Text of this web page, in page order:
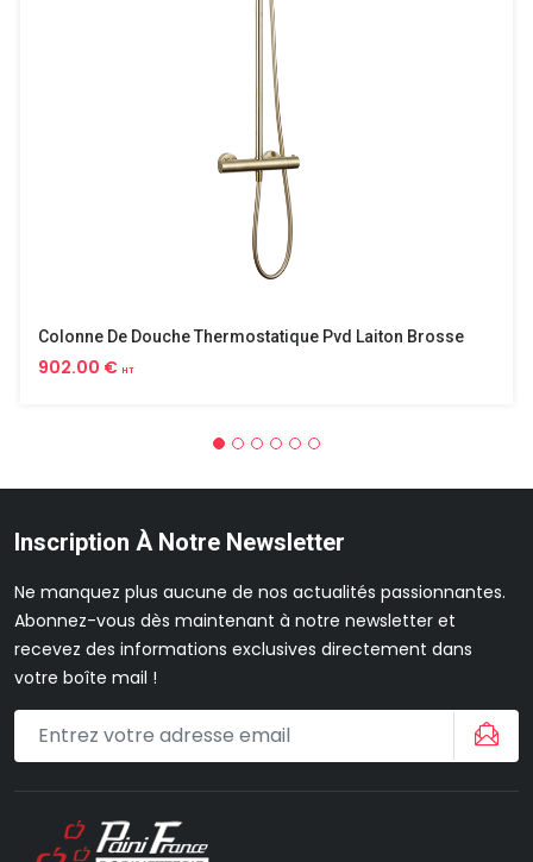
Colonne De Douche Thermostatique Pvd Laiton Brosse
902.00 € HT
Inscription À Notre Newsletter
Ne manquez plus aucune de nos actualités passionnantes.
Abonnez-vous dès maintenant à notre newsletter et
recevez des informations exclusives directement dans
votre boîte mail !